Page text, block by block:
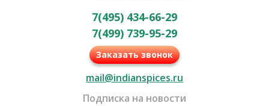
7(495) 434-66-29
7(499) 739-95-29
Заказать звонок
mail@indianspices.ru
Подписка на новости